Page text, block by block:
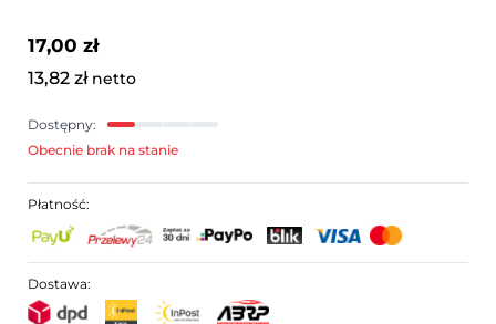
17,00 zł
13,82 zł netto
Dostępny:
Obecnie brak na stanie
Płatność:
Dostawa: